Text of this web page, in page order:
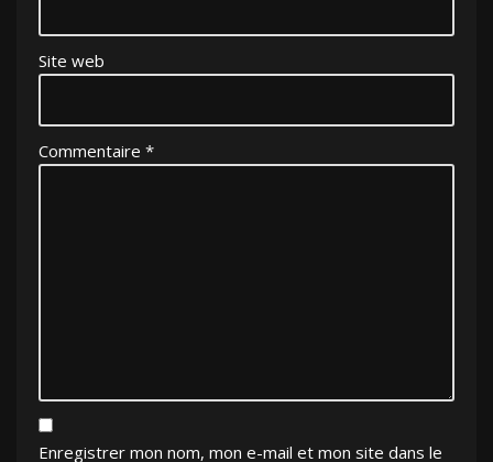
Site web
Commentaire *
Enregistrer mon nom, mon e-mail et mon site dans le